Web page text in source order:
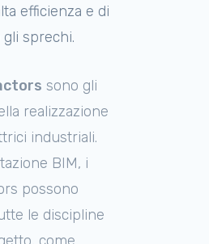
efficienza e di
sprechi.
sono gli
realizzazione
industriali.
BIM, i
possono
le discipline